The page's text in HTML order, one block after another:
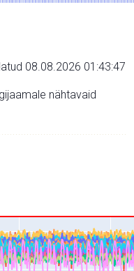
08.08.2026 01:43:47
nähtavaid